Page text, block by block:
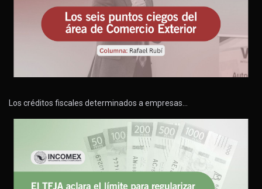
Los créditos fiscales determinados a empresas…